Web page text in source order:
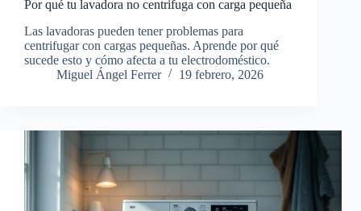
Por qué tu lavadora no centrifuga con carga pequeña
Las lavadoras pueden tener problemas para
centrifugar con cargas pequeñas. Aprende por qué
sucede esto y cómo afecta a tu electrodoméstico.
Miguel Ángel Ferrer
19 febrero, 2026